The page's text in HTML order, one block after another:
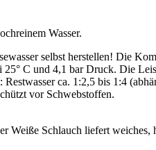
Wasser.
selbst herstellen! Die
C und 4,1 bar Druck. Die
ca. 1:2,5 bis 1:4
vor Schwebstoffen.
Schlauch liefert